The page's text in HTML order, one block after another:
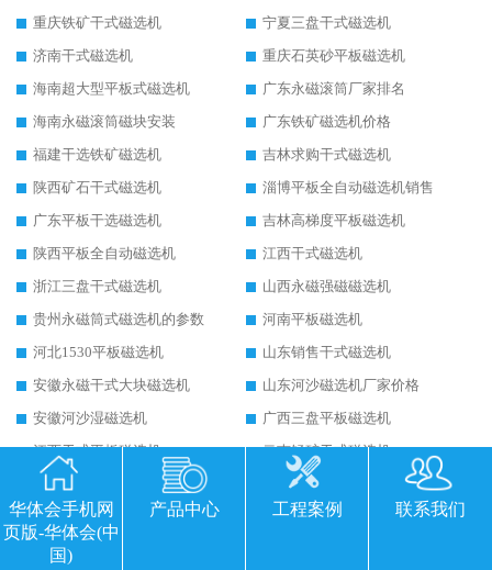
重庆铁矿干式磁选机
宁夏三盘干式磁选机
济南干式磁选机
重庆石英砂平板磁选机
海南超大型平板式磁选机
广东永磁滚筒厂家排名
海南永磁滚筒磁块安装
广东铁矿磁选机价格
福建干选铁矿磁选机
吉林求购干式磁选机
陕西矿石干式磁选机
淄博平板全自动磁选机销售
广东平板干选磁选机
吉林高梯度平板磁选机
陕西平板全自动磁选机
江西干式磁选机
浙江三盘干式磁选机
山西永磁强磁磁选机
贵州永磁筒式磁选机的参数
河南平板磁选机
河北1530平板磁选机
山东销售干式磁选机
安徽永磁干式大块磁选机
山东河沙磁选机厂家价格
安徽河沙湿磁选机
广西三盘平板磁选机
江西干式平板磁选机
云南锰矿干式磁选机
山西铁矿干选永磁磁选机
甘肃贫铁矿干选磁选机
青海高强磁磁选机价格
新疆干粉永磁选机
上海永磁式磁选机
华体会手机网
页版-华体会(中
国)
产品中心 工程案例 联系我们